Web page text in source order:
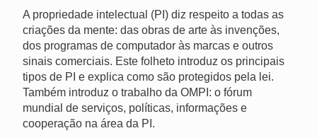
A propriedade intelectual (PI) diz respeito a todas as
criações da mente: das obras de arte às invenções,
dos programas de computador às marcas e outros
sinais comerciais. Este folheto introduz os principais
tipos de PI e explica como são protegidos pela lei.
Também introduz o trabalho da OMPI: o fórum
mundial de serviços, políticas, informações e
cooperação na área da PI.